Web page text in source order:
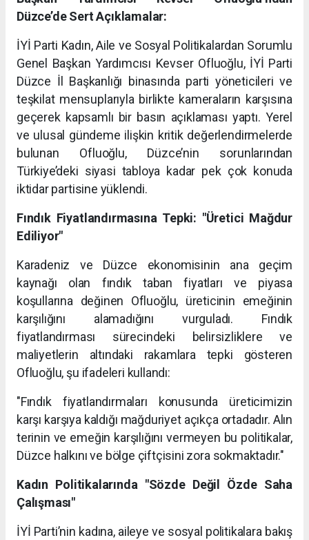
Düzce’de Sert Açıklamalar:
İYİ Parti Kadın, Aile ve Sosyal Politikalardan Sorumlu
Genel Başkan Yardımcısı Kevser Ofluoğlu, İYİ Parti
Düzce İl Başkanlığı binasında parti yöneticileri ve
teşkilat mensuplarıyla birlikte kameraların karşısına
geçerek kapsamlı bir basın açıklaması yaptı. Yerel
ve ulusal gündeme ilişkin kritik değerlendirmelerde
bulunan Ofluoğlu, Düzce’nin sorunlarından
Türkiye’deki siyasi tabloya kadar pek çok konuda
iktidar partisine yüklendi.
Fındık Fiyatlandırmasına Tepki: "Üretici Mağdur
Ediliyor"
Karadeniz ve Düzce ekonomisinin ana geçim
kaynağı olan fındık taban fiyatları ve piyasa
koşullarına değinen Ofluoğlu, üreticinin emeğinin
karşılığını alamadığını vurguladı. Fındık
fiyatlandırması sürecindeki belirsizliklere ve
maliyetlerin altındaki rakamlara tepki gösteren
Ofluoğlu, şu ifadeleri kullandı:
"Fındık fiyatlandırmaları konusunda üreticimizin
karşı karşıya kaldığı mağduriyet açıkça ortadadır. Alın
terinin ve emeğin karşılığını vermeyen bu politikalar,
Düzce halkını ve bölge çiftçisini zora sokmaktadır."
Kadın Politikalarında "Sözde Değil Özde Saha
Çalışması"
İYİ Parti’nin kadına, aileye ve sosyal politikalara bakış